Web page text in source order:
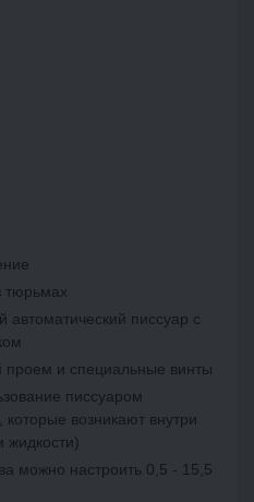
тюрьмах
писсуар с
проем и специальные винты
писсуаром
возникают внутри
жидкости)
можно настроить 0,5 - 15,5